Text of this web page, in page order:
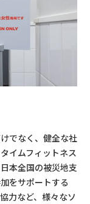
でなく、健全な社
イムフィットネス
本全国の被災地支
をサポートする
力など、様々なソ